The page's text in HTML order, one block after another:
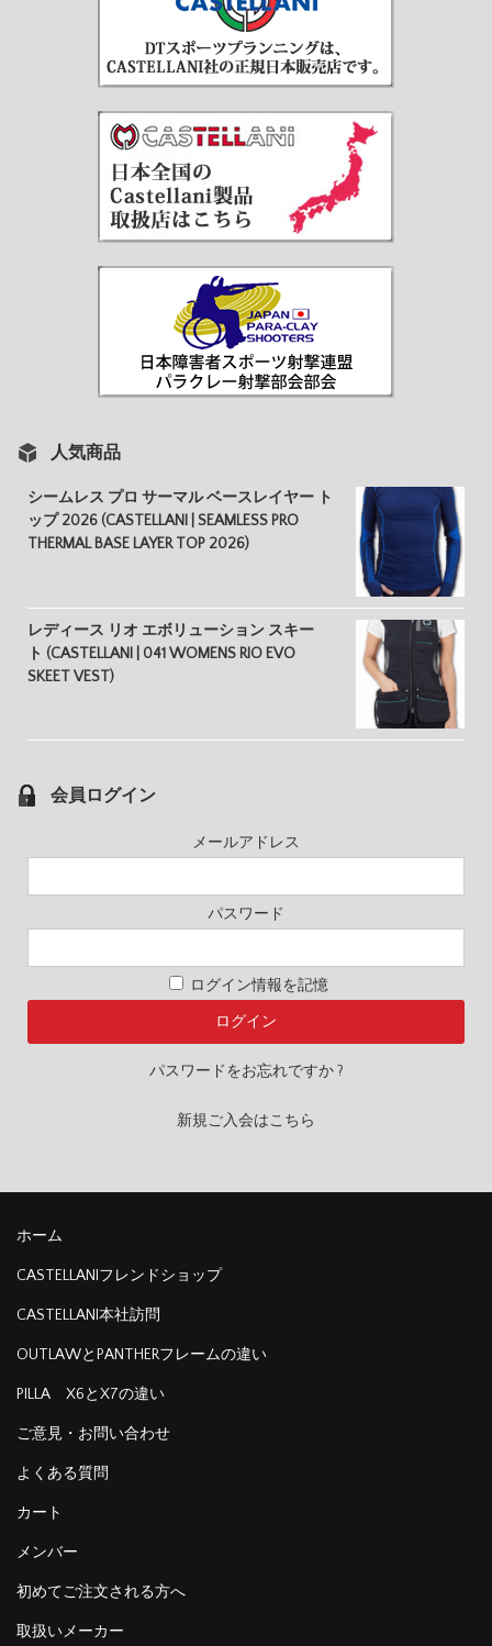
人気商品
シームレス プロ サーマル ベースレイヤー ト
ップ 2026 (CASTELLANI | SEAMLESS PRO
THERMAL BASE LAYER TOP 2026)
レディース リオ エボリューション スキー
ト (CASTELLANI | 041 WOMENS RIO EVO
SKEET VEST)
会員ログイン
メールアドレス
パスワード
ログイン情報を記憶
パスワードをお忘れですか ?
新規ご入会はこちら
ホーム
CASTELLANIフレンドショップ
CASTELLANI本社訪問
OUTLAWとPANTHERフレームの違い
PILLA X6とX7の違い
ご意見・お問い合わせ
よくある質問
カート
メンバー
初めてご注文される方へ
取扱いメーカー